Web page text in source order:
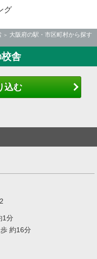
グ
大阪府の駅・市区町村から探す
舎
込む
1分
約16分